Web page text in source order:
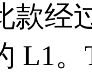
款经
L1。